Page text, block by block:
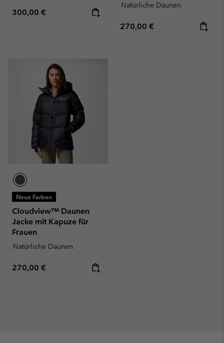
Regular price:
300,00 €
Natürliche Daunen
Regular price:
270,00 €
Neue Farben
Cloudview™ Daunen
Jacke mit Kapuze für
Frauen
Natürliche Daunen
Regular price:
270,00 €